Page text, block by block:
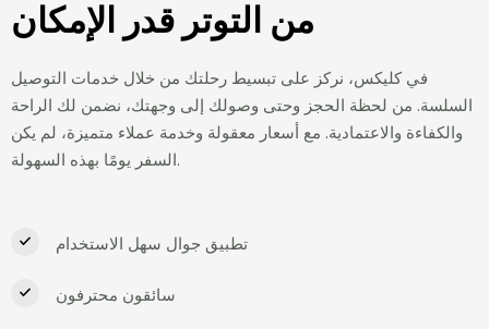
من التوتر قدر الإمكان
في کلیکس، نركز على تبسيط رحلتك من خلال خدمات التوصيل
السلسة. من لحظة الحجز وحتى وصولك إلى وجهتك، نضمن لك الراحة
والكفاءة والاعتمادية. مع أسعار معقولة وخدمة عملاء متميزة، لم يكن
السفر يومًا بهذه السهولة.
تطبيق جوال سهل الاستخدام
سائقون محترفون